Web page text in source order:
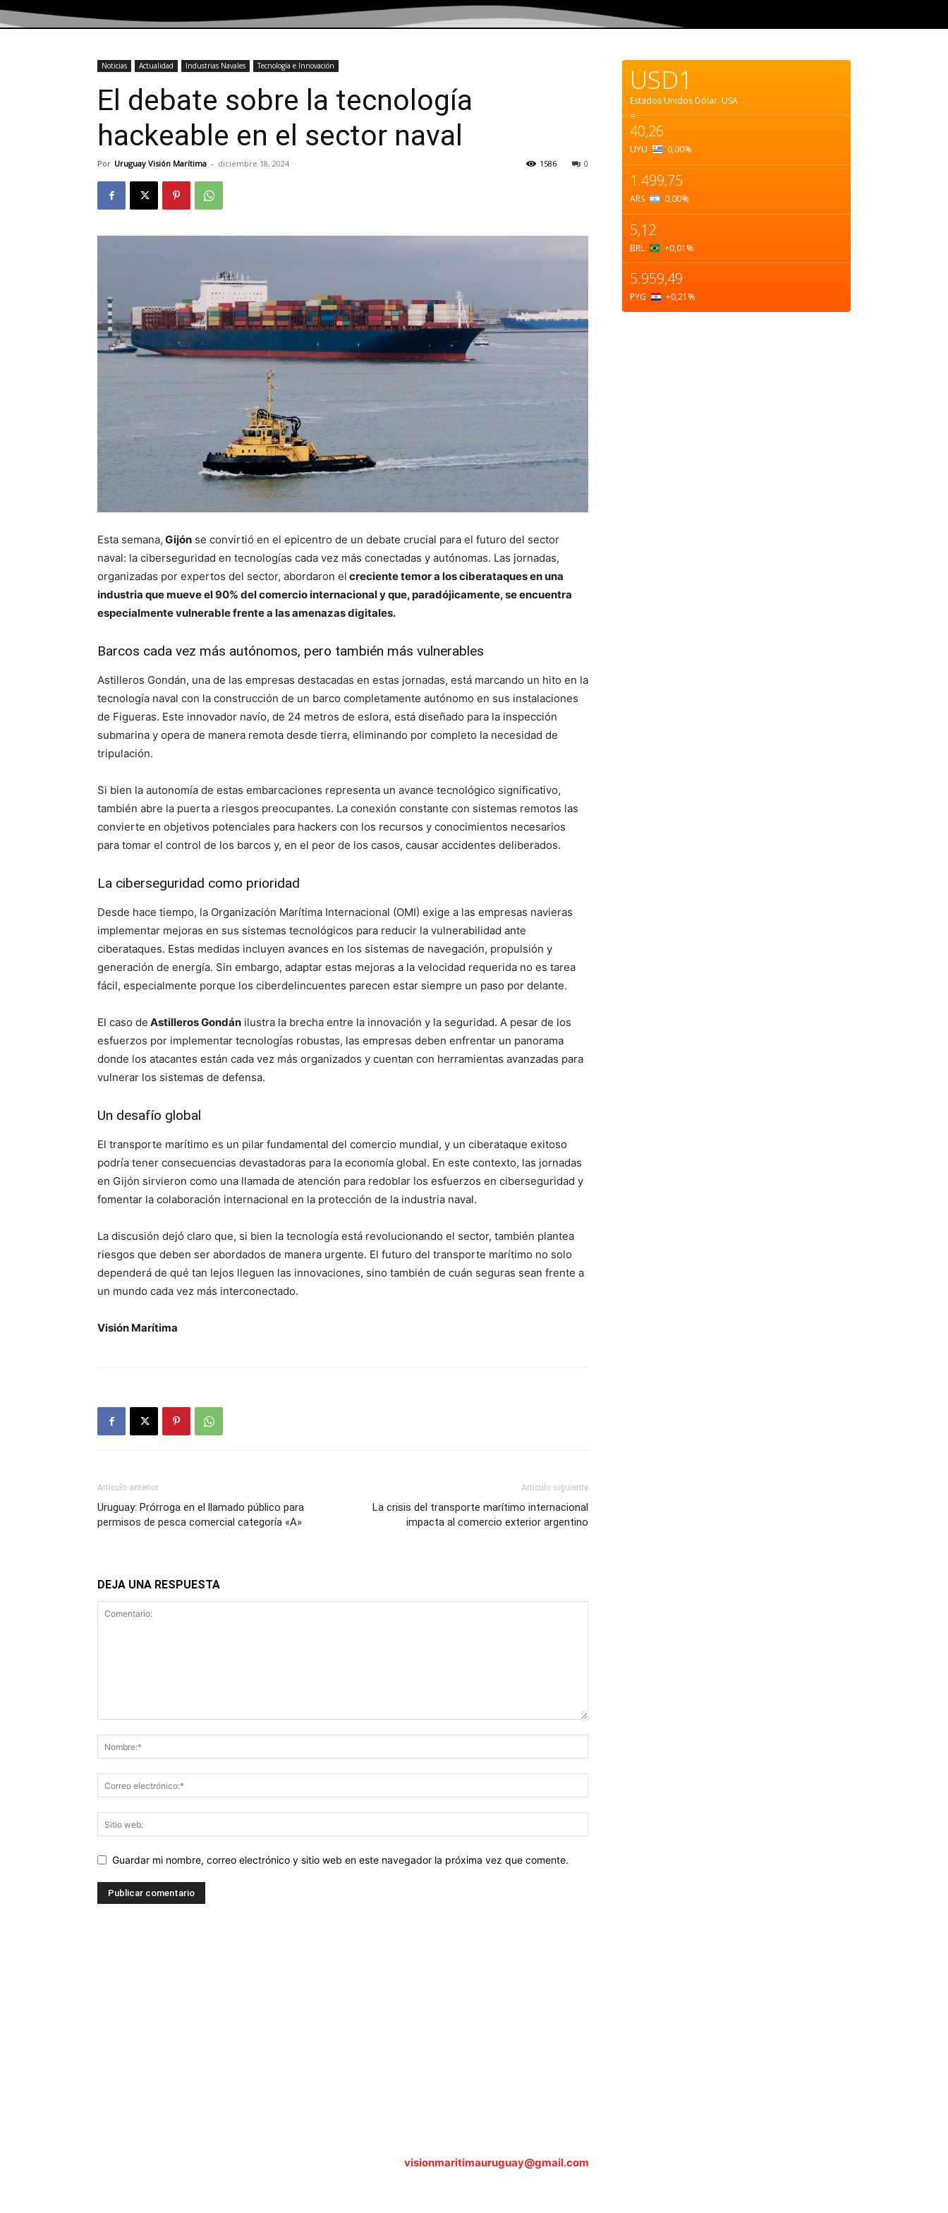
Noticias Actualidad Industrias Navales Tecnología e Innovación
El debate sobre la tecnología
hackeable en el sector naval
Por Uruguay Visión Marítima - diciembre 18, 2024 0
1586
Esta semana, Gijón se convirtió en el epicentro de un debate crucial para el futuro del sector
naval: la ciberseguridad en tecnologías cada vez más conectadas y autónomas. Las jornadas,
organizadas por expertos del sector, abordaron el creciente temor a los ciberataques en una
industria que mueve el 90% del comercio internacional y que, paradójicamente, se encuentra
especialmente vulnerable frente a las amenazas digitales.
Barcos cada vez más autónomos, pero también más vulnerables
Astilleros Gondán, una de las empresas destacadas en estas jornadas, está marcando un hito en la
tecnología naval con la construcción de un barco completamente autónomo en sus instalaciones
de Figueras. Este innovador navío, de 24 metros de eslora, está diseñado para la inspección
submarina y opera de manera remota desde tierra, eliminando por completo la necesidad de
tripulación.
Si bien la autonomía de estas embarcaciones representa un avance tecnológico significativo,
también abre la puerta a riesgos preocupantes. La conexión constante con sistemas remotos las
convierte en objetivos potenciales para hackers con los recursos y conocimientos necesarios
para tomar el control de los barcos y, en el peor de los casos, causar accidentes deliberados.
La ciberseguridad como prioridad
Desde hace tiempo, la Organización Marítima Internacional (OMI) exige a las empresas navieras
implementar mejoras en sus sistemas tecnológicos para reducir la vulnerabilidad ante
ciberataques. Estas medidas incluyen avances en los sistemas de navegación, propulsión y
generación de energía. Sin embargo, adaptar estas mejoras a la velocidad requerida no es tarea
fácil, especialmente porque los ciberdelincuentes parecen estar siempre un paso por delante.
El caso de Astilleros Gondán ilustra la brecha entre la innovación y la seguridad. A pesar de los
esfuerzos por implementar tecnologías robustas, las empresas deben enfrentar un panorama
donde los atacantes están cada vez más organizados y cuentan con herramientas avanzadas para
vulnerar los sistemas de defensa.
Un desafío global
El transporte marítimo es un pilar fundamental del comercio mundial, y un ciberataque exitoso
podría tener consecuencias devastadoras para la economía global. En este contexto, las jornadas
en Gijón sirvieron como una llamada de atención para redoblar los esfuerzos en ciberseguridad y
fomentar la colaboración internacional en la protección de la industria naval.
La discusión dejó claro que, si bien la tecnología está revolucionando el sector, también plantea
riesgos que deben ser abordados de manera urgente. El futuro del transporte marítimo no solo
dependerá de qué tan lejos lleguen las innovaciones, sino también de cuán seguras sean frente a
un mundo cada vez más interconectado.
Visión Marítima
Artículo anterior
Uruguay: Prórroga en el llamado público para
permisos de pesca comercial categoría «A»
Artículo siguiente
La crisis del transporte marítimo internacional
impacta al comercio exterior argentino
DEJA UNA RESPUESTA
Guardar mi nombre, correo electrónico y sitio web en este navegador la próxima vez que comente.
USD1
Estados Unidos Dólar. USA
=
40,26
UYU 0,00%
1.499,75
ARS 0,00%
5,12
BRL +0,01 %
5.959,49
PYG +0,21 %
visionmaritimauruguay@gmail.com